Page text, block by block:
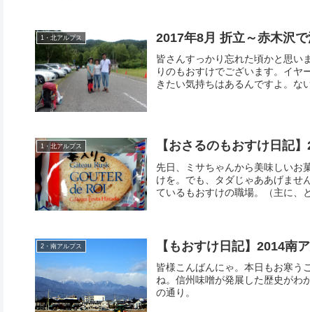
1・北アルプス 2017年8月 折立～赤木沢
皆さんすっかり忘れた頃かと思い
りのもおすけでございます。イヤ
きたい気持ちはあるんですよ。な
1・北アルプス 【おさるのもおすけ日記
先日、ミサちゃんから美味しいお
けを。でも、タダじゃああげませ
ているもおすけの職場。（主に、
2・南アルプス 【もおすけ日記】2014南
皆様こんばんにゃ。本日もお寒う
ね。信州味噌が発展した歴史がわ
の通り。